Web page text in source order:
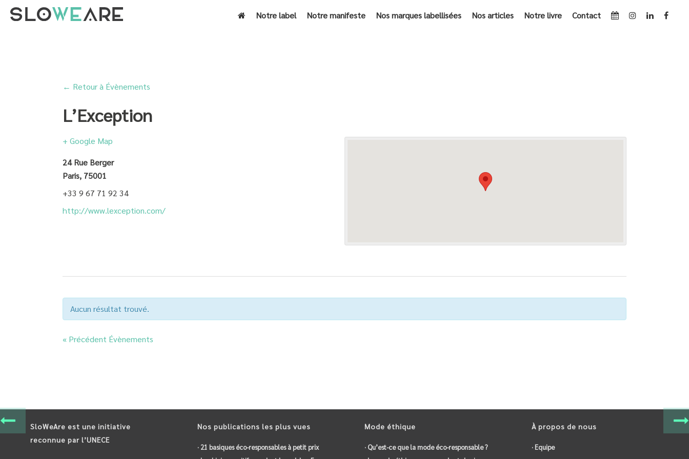
Notre label Notre manifeste Nos marques labellisées Nos articles Notre livre Contact
← Retour à Évènements
L’Exception
+ Google Map
24 Rue Berger
Paris, 75001
+33 9 67 71 92 34
http://www.lexception.com/
Aucun résultat trouvé.
« Précédent Évènements
SloWeAre est une initiative
reconnue par l’UNECE
Nos publications les plus vues
· 21 basiques éco-responsables à petit prix
Mode éthique
· Qu’est-ce que la mode éco-responsable ?
À propos de nous
· Equipe